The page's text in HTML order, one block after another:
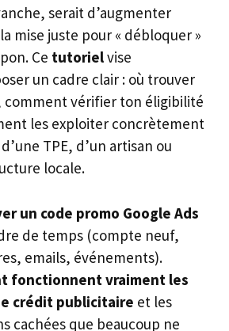
serait d’augmenter
mise juste pour « débloquer »
Ce tutorielvise
un cadre clair : où trouver
comment vérifier ton éligibilité
les exploiter concrètement
TPE, d’un artisan ou
locale.
un code promo Google Ads
de temps (compte neuf,
emails, événements).
fonctionnent vraiment les
crédit publicitaire et les
cachées que beaucoup ne